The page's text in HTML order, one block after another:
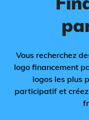
Vous recherchez
logo financement
logos les plus
participatif et